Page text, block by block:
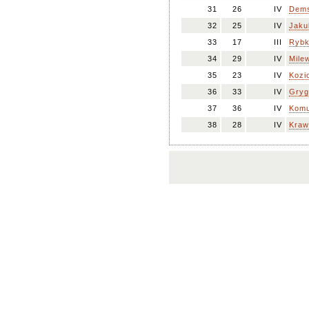
31
26 IV
32
25 IV
33
17 III
34
29 IV
35
23 IV
36
33 IV
37
36 IV
38
28 IV